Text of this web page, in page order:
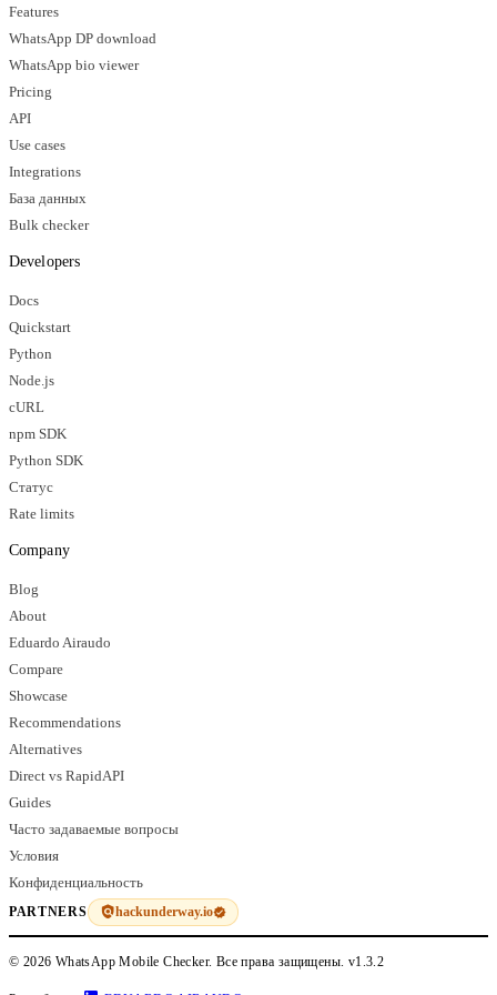
Features
WhatsApp DP download
WhatsApp bio viewer
Pricing
API
Use cases
Integrations
База данных
Bulk checker
Developers
Docs
Quickstart
Python
Node.js
cURL
npm SDK
Python SDK
Статус
Rate limits
Company
Blog
About
Eduardo Airaudo
Compare
Showcase
Recommendations
Alternatives
Direct vs RapidAPI
Guides
Часто задаваемые вопросы
Условия
Конфиденциальность
PARTNERS hackunderway.io
© 2026 WhatsApp Mobile Checker. Все права защищены. v1.3.2